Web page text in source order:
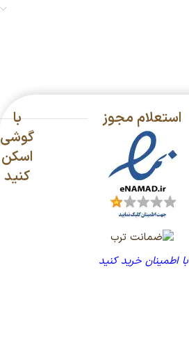
استعلام مجوز
با اطمینان خرید کنید
با
گوشی
اسکن
کنید